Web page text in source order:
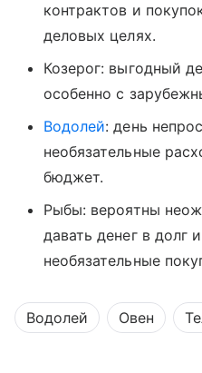
контрактов и
деловых целях.
Козерог: выгодный
особенно с
Водолей: день
необязательные
бюджет.
Рыбы: вероятны
давать денег в долг
необязательные
Водолей Овен